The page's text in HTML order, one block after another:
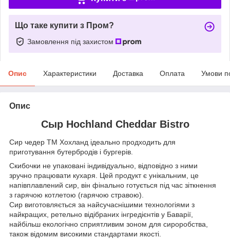
Що таке купити з Пром?
Замовлення під захистом
Опис Характеристики Доставка Оплата Умови
Опис
Сыр Hochland Cheddar Bistro
Сир чедер ТМ Хохланд ідеально продходить для
приготування бутербродів і бургерів. ​​​​​​
Скибочки не упаковані індивідуально, відповідно з ними
зручно працювати кухаря. Цей продукт є унікальним, це
напівплавлений сир, він фінально готується під час зіткнення
з гарячою котлетою (гарячою стравою).
Сир виготовляється за найсучаснішими технологіями з
найкращих, ретельно відібраних інгредієнтів у Баварії,
найбільш екологічно сприятливим зоном для сироробства,
також відомим високими стандартами якості.